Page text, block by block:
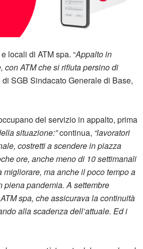
locali di ATM spa. “Appalto in
ATM che si rifiuta persino di
SGB Sindacato Generale di Base,
del servizio in appalto, prima
situazione:”continua, “lavoratori
costretti a scendere in piazza
ore, anche meno di 10 settimanali
ma anche il poco tempo a
piena pandemia. A settembre
spa, che assicurava la continuità
alla scadenza dell’attuale. Ed i